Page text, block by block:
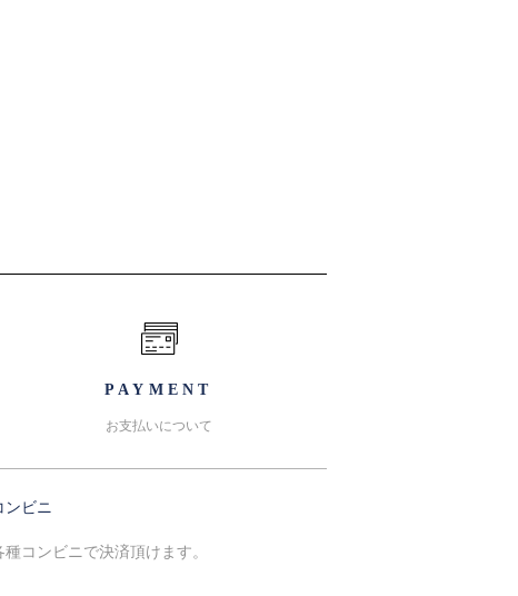
PAYMENT
お支払いについて
ンビニ
種コンビニで決済頂けます。